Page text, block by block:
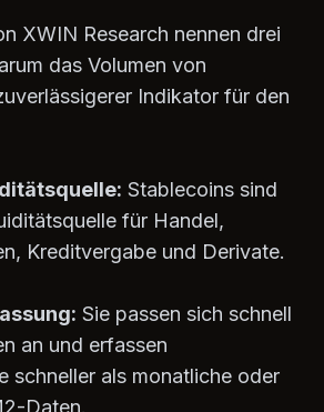
XWIN Research nennen drei
das Volumen von
Indikator für den
Stablecoins sind
für Handel,
Kreditvergabe und Derivate.
Sie passen sich schnell
an und erfassen
schneller als monatliche oder
Daten.